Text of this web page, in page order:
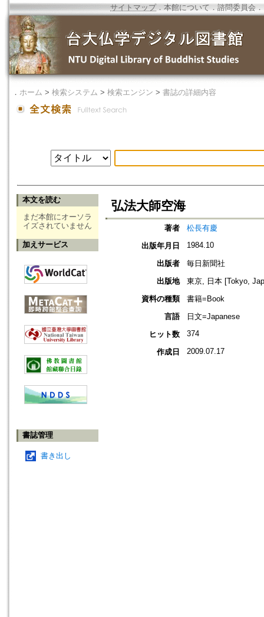
サイトマップ．本館について ． 諮問委員会 ．
． ホーム > 検索システム > 検索エンジン > 書誌の詳細内容
本文を読む
まだ本館にオーソラ
イズされていません
加えサービス
書誌管理
書き出し
弘法大師空海
著者
松長有慶
出版年月日
1984.10
出版者
毎日新聞社
出版地
東京, 日本 [Tokyo,
資料の種類
書籍=Book
言語
日文=Japanese
ヒット数
374
作成日 2009.07.17